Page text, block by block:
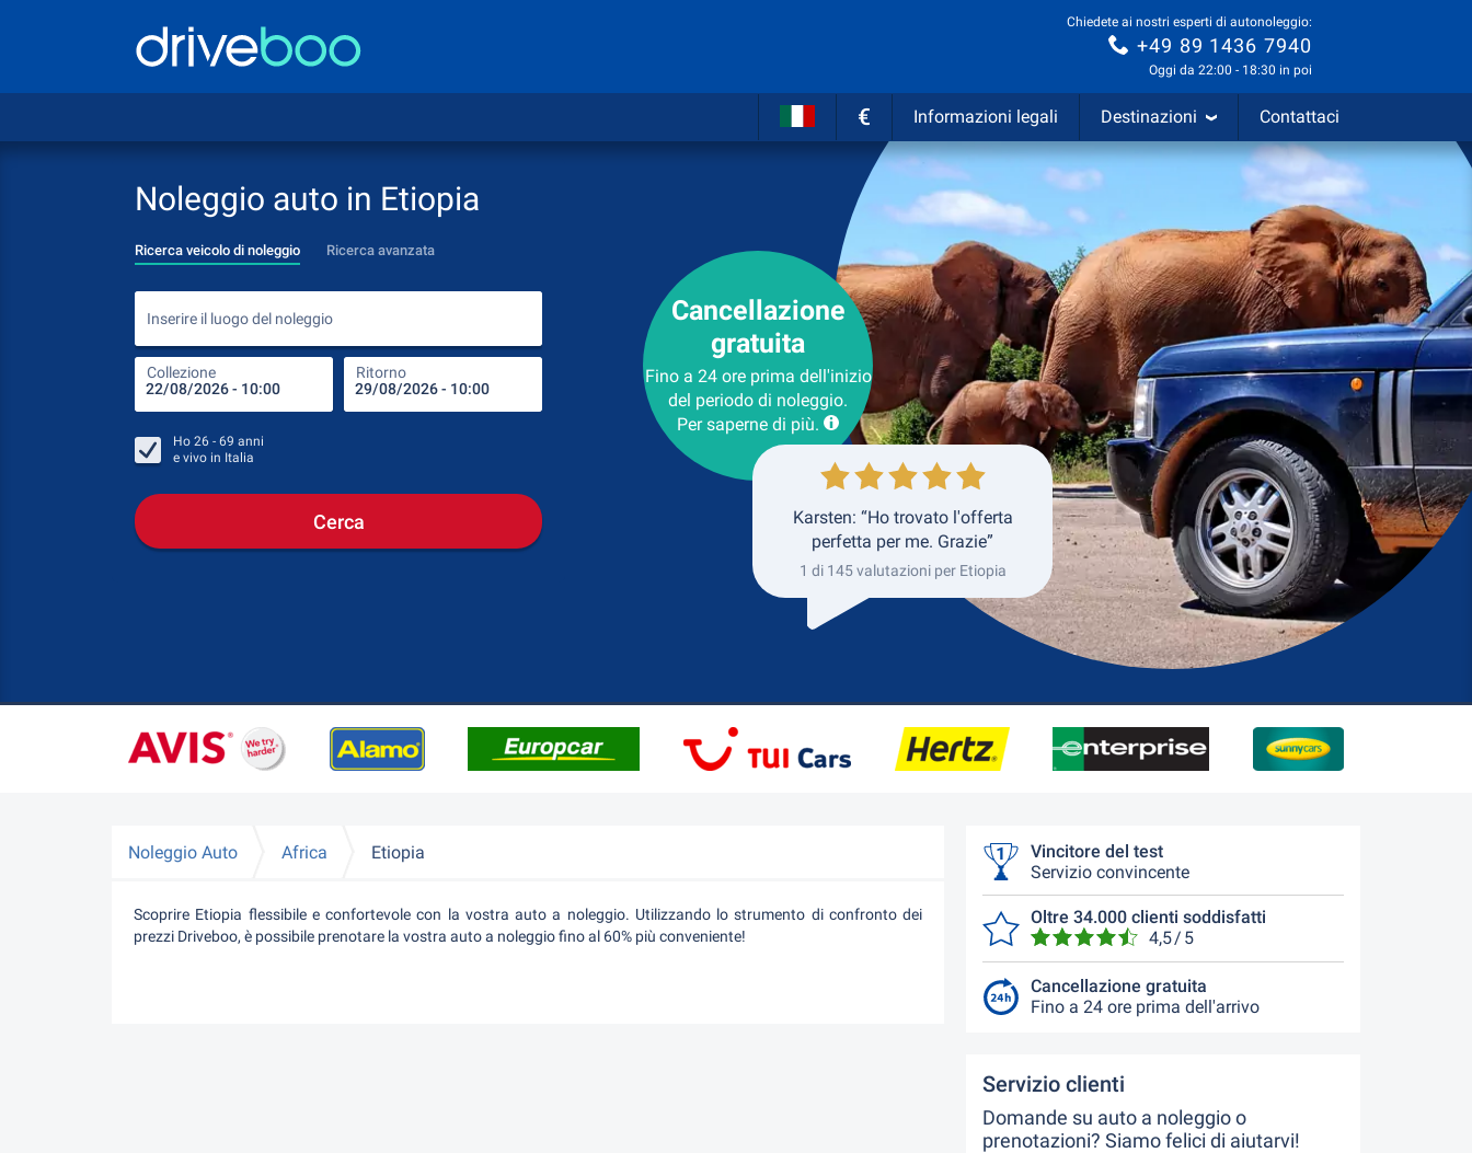
Chiedete ai nostri esperti di autonoleggio:
+49 89 1436 7940
Oggi da 22:00 - 18:30 in poi
€ Informazioni legali Destinazioni Contattaci
Noleggio auto in Etiopia
Ricerca veicolo di noleggio Ricerca avanzata
Inserire il luogo del noleggio
Collezione Ritorno
Inserire il luogo del noleggio
Luogo di ritorno
Ritorno
Ho 26 - 69 anni
e vivo in Italia
Cerca
Cancellazione
gratuita
Fino a 24 ore prima dell'inizio
del periodo di noleggio.
Per saperne di più.
Karsten: “Ho trovato l'offerta
perfetta per me. Grazie”
1 di 145 valutazioni per Etiopia
Noleggio Auto Africa Etiopia
Scoprire Etiopia flessibile e confortevole con la vostra auto a noleggio. Utilizzando lo strumento di confronto dei
prezzi Driveboo, è possibile prenotare la vostra auto a noleggio fino al 60% più conveniente!
Vincitore del test
Servizio convincente
Oltre 34.000 clienti soddisfatti
4,5 / 5
Cancellazione gratuita
Fino a 24 ore prima dell'arrivo
Servizio clienti
Domande su auto a noleggio o
prenotazioni? Siamo felici di aiutarvi!